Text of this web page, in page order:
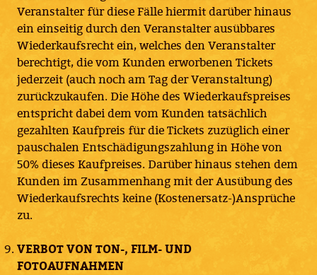
Veranstalter für diese Fälle hiermit darüber hinaus
ein einseitig durch den Veranstalter ausübbares
Wiederkaufsrecht ein, welches den Veranstalter
berechtigt, die vom Kunden erworbenen Tickets
jederzeit (auch noch am Tag der Veranstaltung)
zurückzukaufen. Die Höhe des Wiederkaufspreises
entspricht dabei dem vom Kunden tatsächlich
gezahlten Kaufpreis für die Tickets zuzüglich einer
pauschalen Entschädigungszahlung in Höhe von
50% dieses Kaufpreises. Darüber hinaus stehen dem
Kunden im Zusammenhang mit der Ausübung des
Wiederkaufsrechts keine (Kostenersatz-)Ansprüche
zu.
VERBOT VON TON-, FILM- UND
FOTOAUFNAHMEN